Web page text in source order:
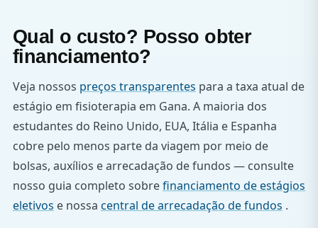
Qual o custo? Posso obter
financiamento?
Veja nossos preços transparentes para a taxa atual de
estágio em fisioterapia em Gana. A maioria dos
estudantes do Reino Unido, EUA, Itália e Espanha
cobre pelo menos parte da viagem por meio de
bolsas, auxílios e arrecadação de fundos — consulte
nosso guia completo sobrefinanciamento de estágios
eletivos e nossa central de arrecadação de fundos .